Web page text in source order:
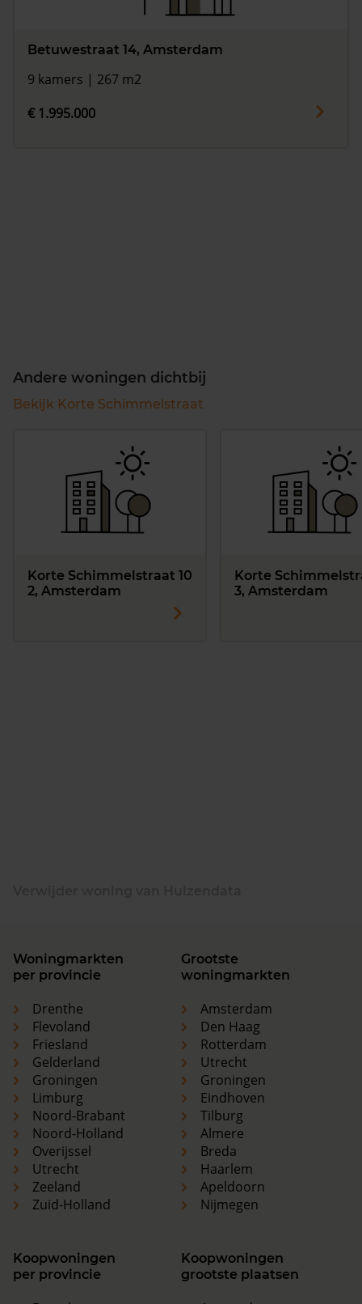
Betuwestraat 14, Amsterdam
9 kamers | 267 m2
€ 1.995.000
Andere woningen dichtbij
Bekijk Korte Schimmelstraat
Korte Schimmelstraat 10
2, Amsterdam
Korte
3, Amsterdam
Woningmarkten
per provincie
Drenthe
Flevoland
Friesland
Gelderland
Groningen
Limburg
Noord-Brabant
Noord-Holland
Overijssel
Utrecht
Zeeland
Zuid-Holland
Grootste
woningmarkten
Amsterdam
Den Haag
Rotterdam
Utrecht
Groningen
Eindhoven
Tilburg
Almere
Breda
Haarlem
Apeldoorn
Nijmegen
Koopwoningen
per provincie
Koopwoningen
grootste plaatsen